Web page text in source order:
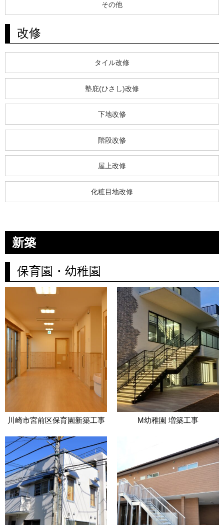
その他
改修
タイル改修
塾庇(ひさし)改修
下地改修
階段改修
屋上改修
化粧目地改修
新築
保育園・幼稚園
川崎市宮前区保育園新築工事 M幼稚園 増築工事